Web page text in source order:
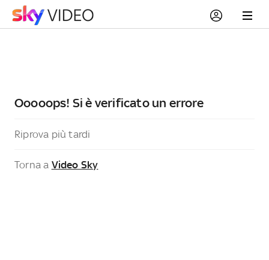
Ooooops! Si è verificato un errore
Riprova più tardi
Torna a Video Sky